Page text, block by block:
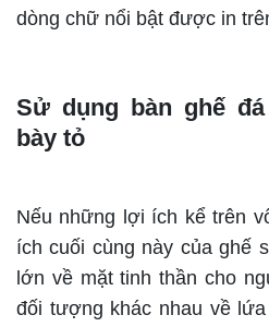
dòng chữ nổi bật được in
Sử dụng bàn ghế
bày tỏ
Nếu những lợi ích kể trên
ích cuối cùng này của ghế
lớn về mặt tinh thần cho
đối tượng khác nhau về